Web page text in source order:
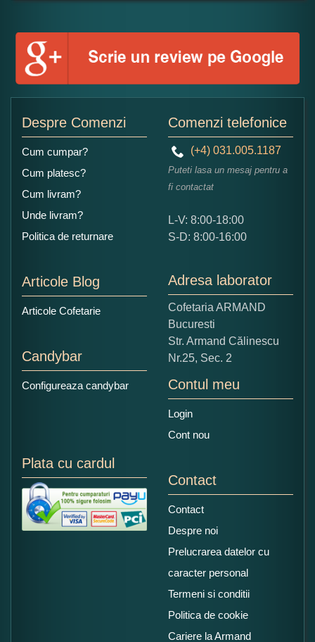
Formular pareri client
Numele dumneavoastra:
Ce nota acordati acestui produs?
5
Copiati alaturi numarul din imagine:
Despre Comenzi
Cum cumpar?
Cum platesc?
Cum livram?
Unde livram?
Politica de returnare
Articole Blog
Articole Cofetarie
Candybar
Configureaza candybar
Comenzi telefonice
(+4) 031.005.1187
Puteti lasa un mesaj pentru a
fi contactat
L-V: 8:00-18:00
S-D: 8:00-16:00
Adresa laborator
Cofetaria ARMAND
Bucuresti
Str. Armand Călinescu
Nr.25, Sec. 2
Contul meu
Login
Cont nou
Plata cu cardul
Contact
Contact
Despre noi
Prelucrarea datelor cu
caracter personal
Termeni si conditii
Politica de cookie
Cariere la Armand